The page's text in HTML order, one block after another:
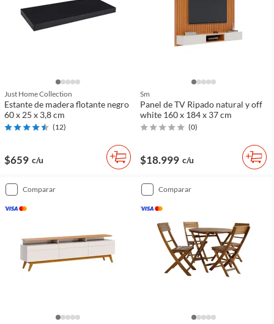
Just Home Collection
Estante de madera flotante negro
60 x 25 x 3,8 cm
(12)
$659 c/u
Sm
Panel de TV Ripado natural y off
white 160 x 184 x 37 cm
(0)
$18.999 c/u
comparar comparar